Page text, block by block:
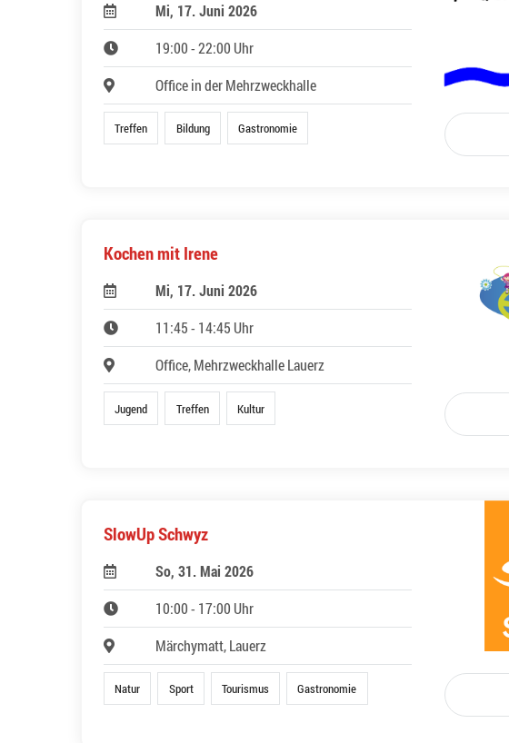
Mi, 17. Juni 2026
19:00 - 22:00 Uhr
Office in der Mehrzweckhalle
Treffen Bildung Gastronomie
Kochen mit Irene
Mi, 17. Juni 2026
11:45 - 14:45 Uhr
Office, Mehrzweckhalle Lauerz
Jugend Treffen Kultur
SlowUp Schwyz
So, 31. Mai 2026
10:00 - 17:00 Uhr
Märchymatt, Lauerz
Natur Sport Tourismus Gastronomie